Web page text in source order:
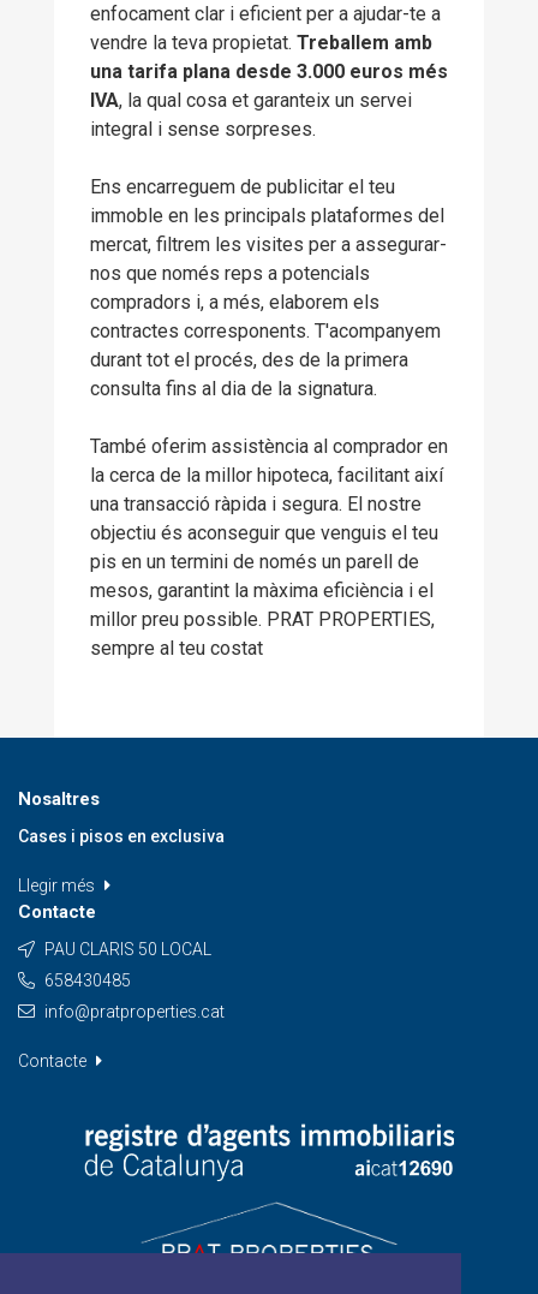
enfocament clar i eficient per a ajudar-te a
vendre la teva propietat. Treballem amb
una tarifa plana desde 3.000 euros més
IVA, la qual cosa et garanteix un servei
integral i sense sorpreses.
Ens encarreguem de publicitar el teu
immoble en les principals plataformes del
mercat, filtrem les visites per a assegurar-
nos que només reps a potencials
compradors i, a més, elaborem els
contractes corresponents. T'acompanyem
durant tot el procés, des de la primera
consulta fins al dia de la signatura.
També oferim assistència al comprador en
la cerca de la millor hipoteca, facilitant així
una transacció ràpida i segura. El nostre
objectiu és aconseguir que venguis el teu
pis en un termini de només un parell de
mesos, garantint la màxima eficiència i el
millor preu possible. PRAT PROPERTIES,
sempre al teu costat
Nosaltres
Cases i pisos en exclusiva
Llegir més
Contacte
PAU CLARIS 50 LOCAL
658430485
info@pratproperties.cat
Contacte